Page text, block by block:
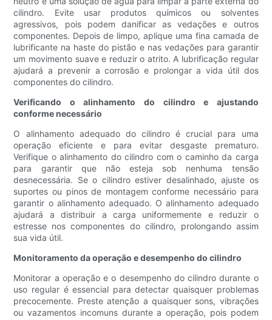
cilindro. Evite usar produtos químicos ou solventes
agressivos, pois podem danificar as vedações e outros
componentes. Depois de limpo, aplique uma fina camada de
lubrificante na haste do pistão e nas vedações para garantir
um movimento suave e reduzir o atrito. A lubrificação regular
ajudará a prevenir a corrosão e prolongar a vida útil dos
componentes do cilindro.
Verificando o alinhamento do cilindro e ajustando
conforme necessário
O alinhamento adequado do cilindro é crucial para uma
operação eficiente e para evitar desgaste prematuro.
Verifique o alinhamento do cilindro com o caminho da carga
para garantir que não esteja sob nenhuma tensão
desnecessária. Se o cilindro estiver desalinhado, ajuste os
suportes ou pinos de montagem conforme necessário para
garantir o alinhamento adequado. O alinhamento adequado
ajudará a distribuir a carga uniformemente e reduzir o
estresse nos componentes do cilindro, prolongando assim
sua vida útil.
Monitoramento da operação e desempenho do cilindro
Monitorar a operação e o desempenho do cilindro durante o
uso regular é essencial para detectar quaisquer problemas
precocemente. Preste atenção a quaisquer sons, vibrações
ou vazamentos incomuns durante a operação, pois podem